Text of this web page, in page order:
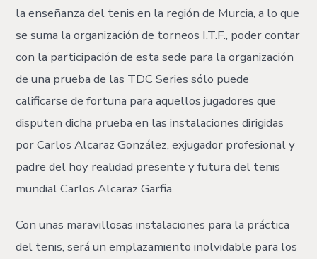
la enseñanza del tenis en la región de Murcia, a lo que
se suma la organización de torneos I.T.F., poder contar
con la participación de esta sede para la organización
de una prueba de las TDC Series sólo puede
calificarse de fortuna para aquellos jugadores que
disputen dicha prueba en las instalaciones dirigidas
por Carlos Alcaraz González, exjugador profesional y
padre del hoy realidad presente y futura del tenis
mundial Carlos Alcaraz Garfia.
Con unas maravillosas instalaciones para la práctica
del tenis, será un emplazamiento inolvidable para los